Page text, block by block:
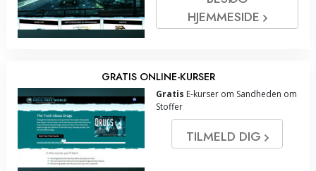
HJEMMESIDE
GRATIS ONLINE-KURSER
Gratis E-kurser om Sandheden om
Stoffer
TILMELD DIG